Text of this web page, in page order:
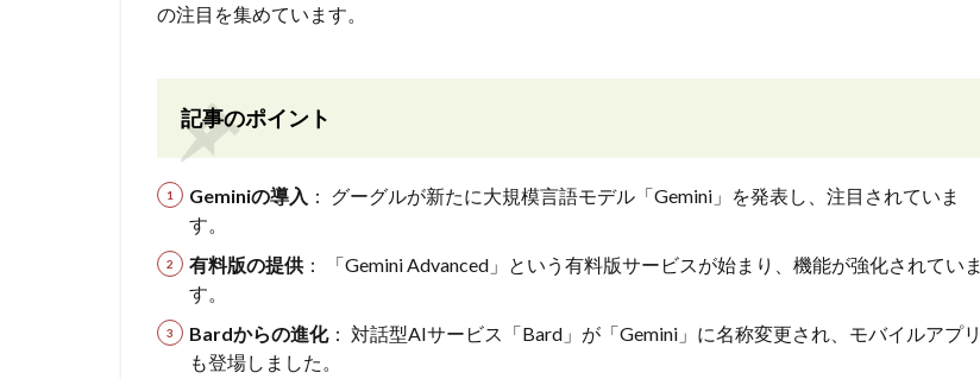
の注目を集めています。
記事のポイント
Geminiの導入 ： グーグルが新たに大規模言語モデル「Gemini」を発表し、注目されていま
す。
有料版の提供： 「Gemini Advanced」という有料版サービスが始まり、機能が強化されていま
す。
Bardからの進化： 対話型AIサービス「Bard」が「Gemini」に名称変更され、モバイルアプリ
も登場しました。